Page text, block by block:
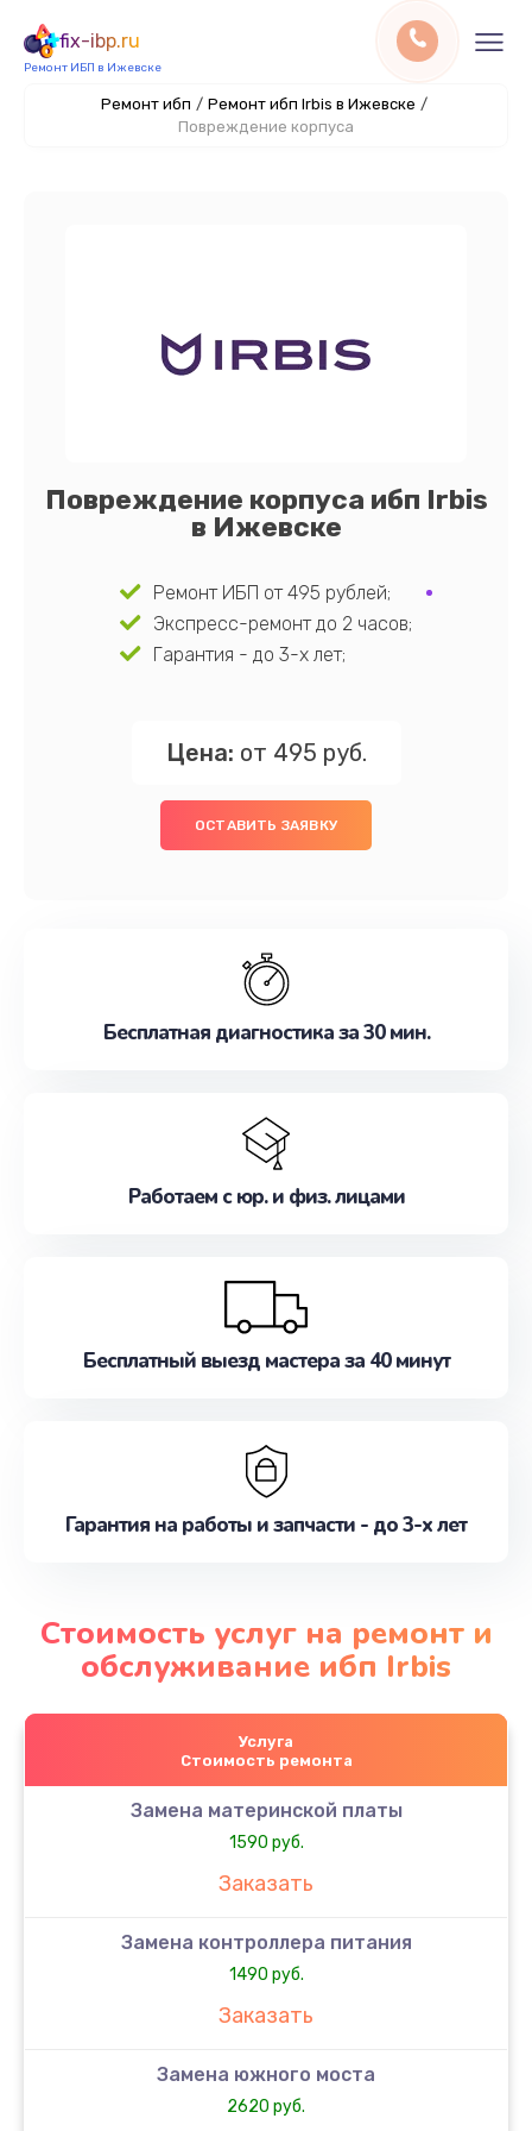
fix-ibp.ru
Ремонт ИБП в Ижевске
Ремонт ибп / Ремонт ибп Irbis в Ижевске /
Повреждение корпуса
Повреждение корпуса ибп Irbis
в Ижевске
Ремонт ИБП от 495 рублей;
Экспресс-ремонт до 2 часов;
Гарантия - до 3-х лет;
Цена: от 495 руб.
ОСТАВИТЬ ЗАЯВКУ
Бесплатная диагностика за 30 мин.
Работаем с юр. и физ. лицами
Бесплатный выезд мастера за 40 минут
Гарантия на работы и запчасти - до 3-х лет
Стоимость услуг на ремонт и
обслуживание ибп Irbis
Услуга
Стоимость ремонта
Замена материнской платы
1590 руб.
Заказать
Замена контроллера питания
1490 руб.
Заказать
Замена южного моста
2620 руб.